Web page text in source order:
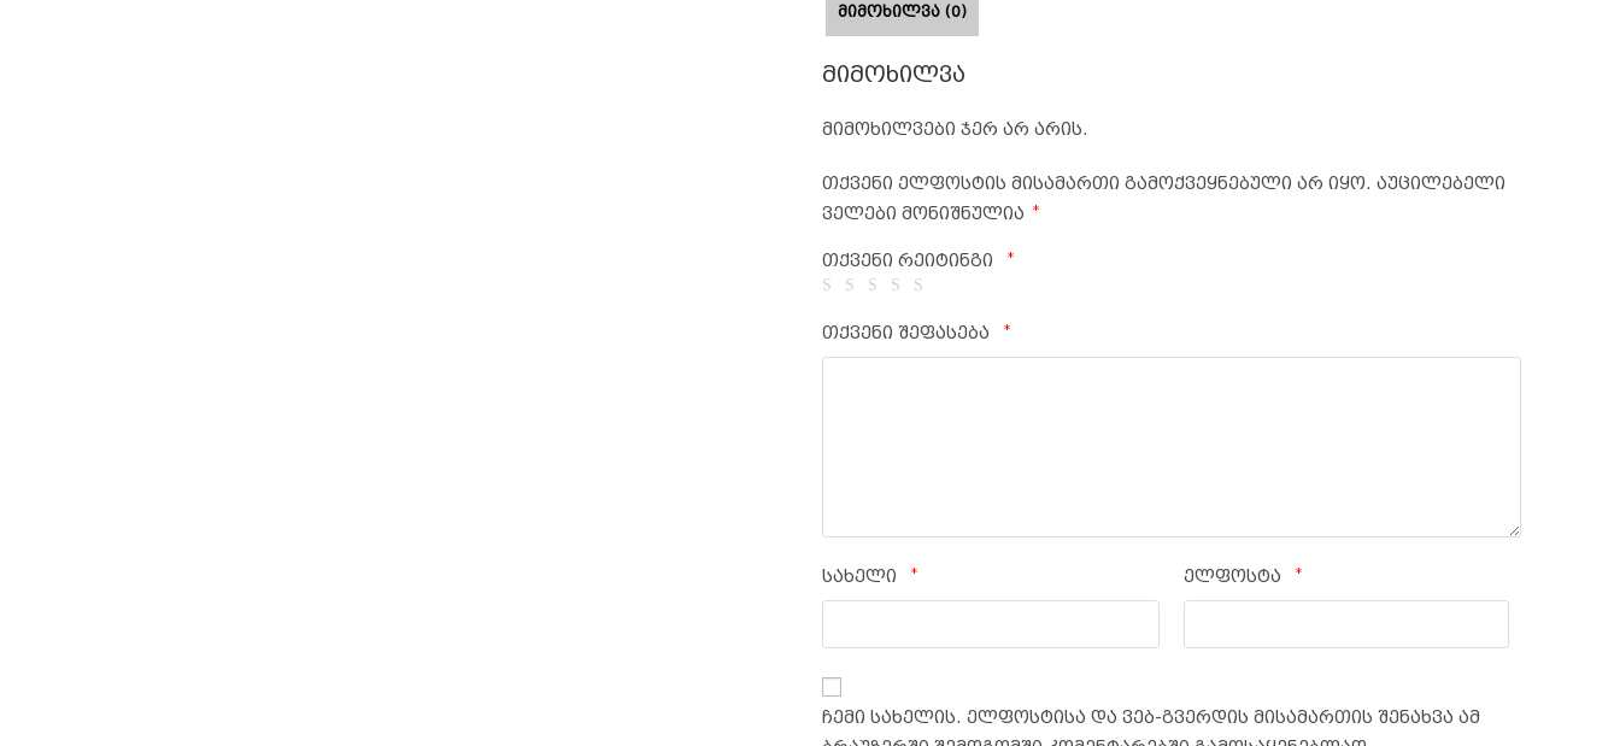
ᲛᲘᲛᲝᲮᲘᲚᲕᲐ (0)
მიმოხილვა
მიმოხილვები ჯერ არ არის.
თქვენი ელფოსტის მისამართი გამოქვეყნებული არ იყო. აუცილებელი
ველები მონიშნულია
*
თქვენი რეიტინგი *
თქვენი შეფასება *
სახელი * ელფოსტა *
ჩემი სახელის. ელფოსტისა და ვებ-გვერდის მისამართის შენახვა ამ